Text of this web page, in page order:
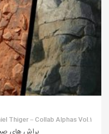
Thiger – Collab Alphas Vol.1